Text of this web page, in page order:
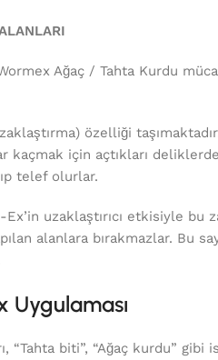
Ağaç / Tahta Kurdu
özelliği
kaçmak için açtıkları
telef olurlar.
Ex’in uzaklaştırıcı etkisiyle bu
alanlara bırakmazlar. Bu
Uygulaması
“Tahta biti”, “Ağaç kurdu” gibi